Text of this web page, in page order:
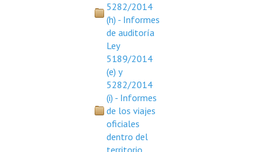
5282/2014
(h) - Informes
de auditoría
Ley
5189/2014
(e) y
5282/2014
(i) - Informes
de los viajes
oficiales
dentro del
territorio